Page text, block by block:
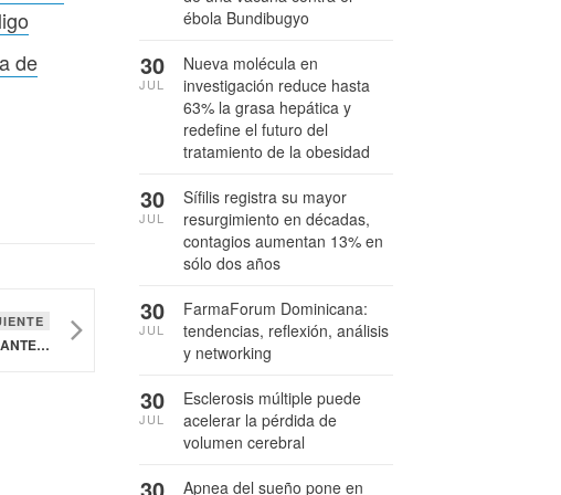
de
OPS EMITE ALERTA EPIDEMIOLÓGICA ANTE LA PERSISTENCIA DE SARAMPIÓN EN EL CONTINENTE AMERICANO
ébola Bundibugyo
Nueva molécula en
investigación reduce hasta
63% la grasa hepática y
redefine el futuro del
tratamiento de la obesidad
30
JUL
Sífilis registra su mayor
resurgimiento en décadas,
contagios aumentan 13% en
sólo dos años
30
JUL
FarmaForum Dominicana:
tendencias, reflexión, análisis
y networking
30
JUL
Esclerosis múltiple puede
acelerar la pérdida de
volumen cerebral
30
JUL
Apnea del sueño pone en